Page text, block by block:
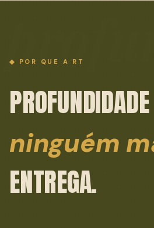
◆ POR QUE A RT
ninguém
ENTREGA.